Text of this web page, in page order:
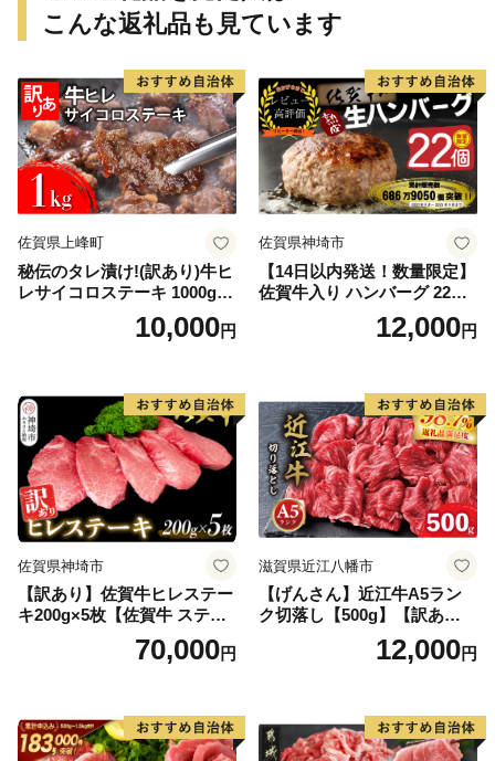
こんな返礼品も見ています
佐賀県上峰町
秘伝のタレ漬け!(訳あり)牛ヒ
レサイコロステーキ 1000g
10,000円
佐賀県神埼市
【14日以内発送！数量限定】
佐賀牛入り ハンバーグ 22個
2.6kg(120g×22個)【佐賀牛
黒毛和牛 ブランド牛 九州 ハ
気】(H083106)
12,000円
佐賀県神埼市
【訳あり】佐賀牛ヒレステー
キ200g×5枚【佐賀牛 ステー
キ ブランド肉 ヒレ肉 フィレ
肉 ジューシー ヘルシー】(H0
70,000円
滋賀県近江八幡市
【げんさん】近江牛A5ラン
ク切落し【500g】【訳あり】
12,000円